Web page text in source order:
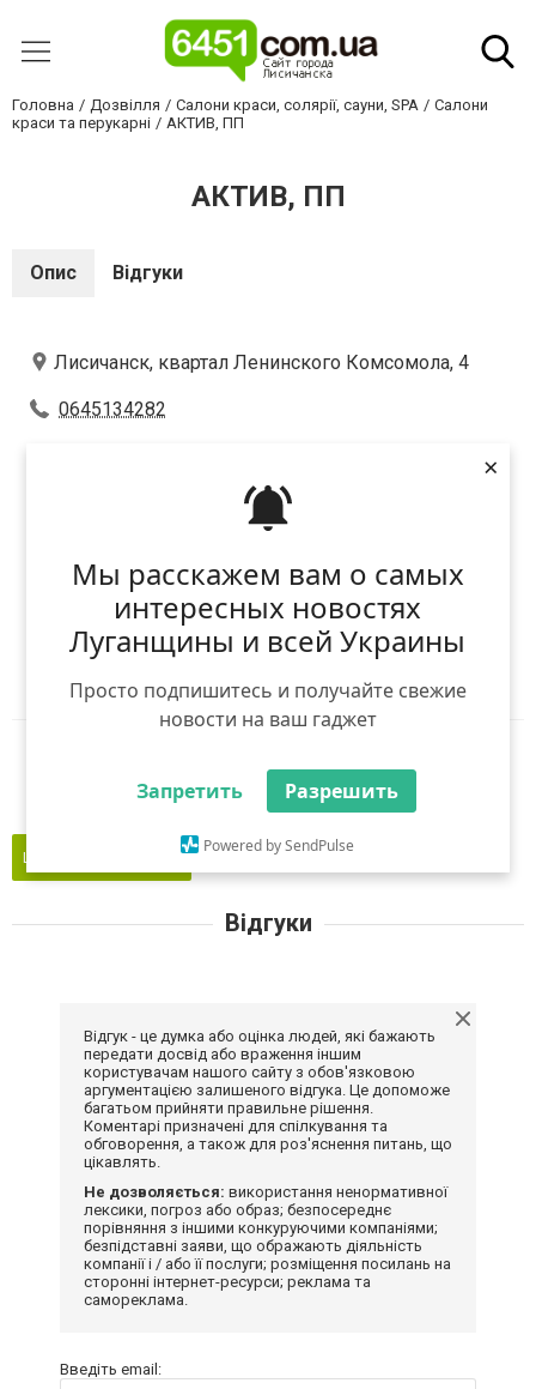
Мы расскажем вам о самых
интересных новостях
Луганщины и всей Украины
Просто подпишитесь и получайте свежие
новости на ваш гаджет
Запретить Разрешить
Powered by SendPulse
×
Головна Дозвілля Салони краси, солярії, сауни, SPA
Салони
краси та перукарні
АКТИВ, ПП
АКТИВ, ПП
Опис Відгуки
Лисичанск, квартал Ленинского Комсомола, 4
0645134282
Ніхто ще не рекомендував
щоб оцінити і порекомендувати
Це моє підприємство
Відгуки
Відгук - це думка або оцінка людей, які бажають
передати досвід або враження іншим
користувачам нашого сайту з обов'язковою
аргументацією залишеного відгука. Це допоможе
багатьом прийняти правильне рішення.
Коментарі призначені для спілкування та
обговорення, а також для роз'яснення питань, що
цікавлять.
Не дозволяється: використання ненормативної
лексики, погроз або образ; безпосереднє
порівняння з іншими конкуруючими компаніями;
безпідставні заяви, що ображають діяльність
компанії і / або її послуги; розміщення посилань на
сторонні інтернет-ресурси; реклама та
самореклама.
Введіть email: